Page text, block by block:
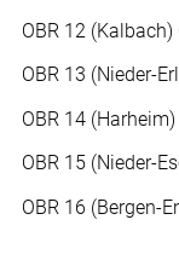
OBR 12 (Kalbach)
OBR 13 (Nieder-
OBR 14
OBR 15 (Nieder-
OBR 16 (Bergen-